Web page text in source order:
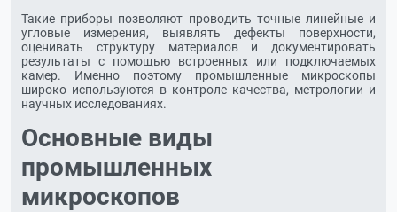
Такие приборы позволяют проводить точные линейные и
угловые измерения, выявлять дефекты поверхности,
оценивать структуру материалов и документировать
результаты с помощью встроенных или подключаемых
камер. Именно поэтому промышленные микроскопы
широко используются в контроле качества, метрологии и
научных исследованиях.
Основные виды
промышленных
микроскопов